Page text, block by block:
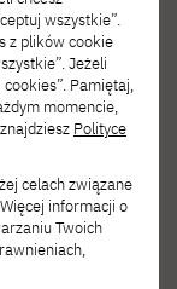
wszystkie”.
z plików cookie
Jeżeli
Pamiętaj,
momencie,
Polityce
celach związane
informacji o
Twoich